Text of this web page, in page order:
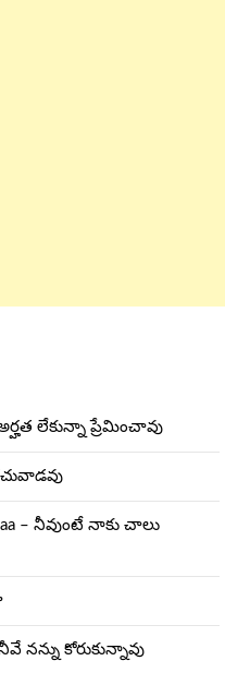
అర్హత లేకున్నా ప్రేమించావు
– నీవుంటే నాకు చాలు
నన్ను కోరుకున్నావు